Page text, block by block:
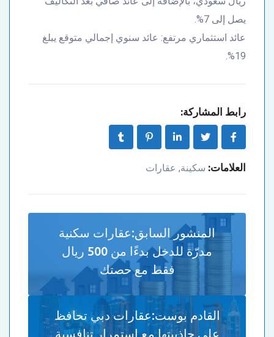
يصل إلى 7%.
عائد استثماري مرتفع: عائد سنوي إجمالي متوقع يبلغ
19%.
رابط المشاركة:
العلامات: سكينة, عقارات
المنشور السابق:عقارات سكنية
مدرّة للدخل بدءًا من 500 ريال
فقط مع حصتك
القادم بوست:عقارات دبي تحافظ
على جاذبيتها مع استمرار تنافسية